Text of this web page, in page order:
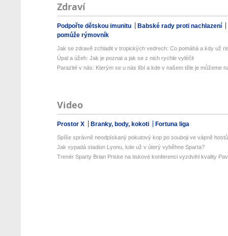
Zdraví
Podpořte dětskou imunitu
Babské rady proti nachlazení
pomůže rýmovník
Jak se zdravě zchladit v tropických vedrech: Co pomáhá a kdy už
Úpal a úžeh: Jak je poznat a jak se z nich rychle vyléčit
Parazité v nás: Kterým se u nás líbí a kde v našem těle je můžeme
Video
Prostor X Branky, body, kokoti Fortuna liga
Spíše správně neodpískaný pokutový kop po souboji ve vápně hostů
Jak vypadá stadion Lyonu, kde už v úterý vyběhne Sparta?
Trenér Sparty Brian Priske na tiskové konferenci vyzdvihl kvality